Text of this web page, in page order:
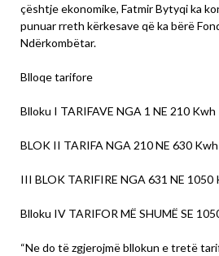
çështje ekonomike, Fatmir Bytyqi ka
punuar rreth kërkesave që ka bërë
Ndërkombëtar.
Blloqe tarifore
Blloku I TARIFAVE NGA 1 NE 210 Kwh
BLOK II TARIFA NGA 210 NE 630 Kwh
III BLOK TARIFIRE NGA 631 NE 1050
Blloku IV TARIFOR MË SHUMË SE
“Ne do të zgjerojmë bllokun e tretë